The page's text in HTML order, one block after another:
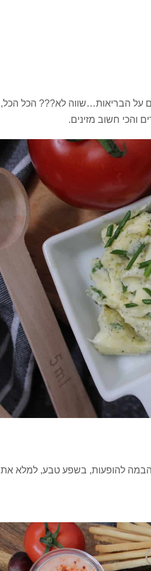
על הבריאות…שווה לא??? הכל הכל,
והכי חשוב מזינים.
להופעות, בשפע טבע, למלא את